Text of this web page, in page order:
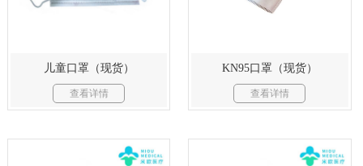
儿童口罩（现货）
查看详情
KN95口罩（现货）
查看详情